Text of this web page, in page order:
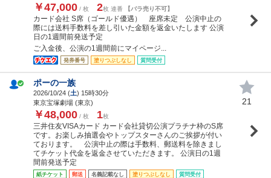
￥47,000 / 枚 2枚 連番 【バラ売り不可】
カード会社 S席（ゴールド優遇） 座席未定 公演中止の
際には送料手数料を差し引いた金額を返金いたします 公演
日の1週間前発送予定
ご入金後、公演の1週間前にマイページ...
発券番号 塗りつぶしなし 質問受付
ポーの一族
2026/10/24 (土) 15時30分
東京宝塚劇場 (東京)
￥48,000 / 枚 1枚
三井住友VISAカード カード会社貸切公演プラチナ枠のS席
です。お楽しみ抽選会やトップスターさんのご挨拶が付い
ております。 公演中止の際は手数料、郵送料を除きまし
てチケット代金を返金させていただきます。 公演日の1週
間前発送予定
紙チケット 郵送 名義記載なし 塗りつぶしなし 質問受付
21